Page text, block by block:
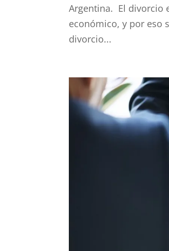
Argentina. El divorcio
económico, y por eso
divorcio...